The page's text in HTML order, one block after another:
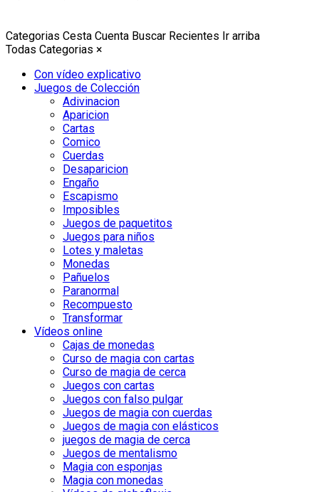
Categorias Cesta Cuenta Buscar Recientes Ir arriba
Todas Categorias ×
Con vídeo explicativo
Juegos de Colección
Adivinacion
Aparicion
Cartas
Comico
Cuerdas
Desaparicion
Engaño
Escapismo
Imposibles
Juegos de paquetitos
Juegos para niños
Lotes y maletas
Monedas
Pañuelos
Paranormal
Recompuesto
Transformar
Vídeos online
Cajas de monedas
Curso de magia con cartas
Curso de magia de cerca
Juegos con cartas
Juegos con falso pulgar
Juegos de magia con cuerdas
Juegos de magia con elásticos
juegos de magia de cerca
Juegos de mentalismo
Magia con esponjas
Magia con monedas